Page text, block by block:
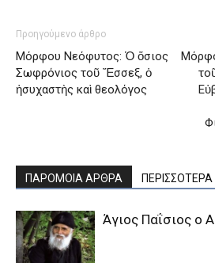
Προηγούμενο άρθρο
Μόρφου Νεόφυτος: Ὁ ὅσιος
Σωφρόνιος τοῦ Ἔσσεξ, ὁ
ἡσυχαστὴς καὶ θεολόγος
ΠΑΡΟΜΟΙΑ ΑΡΘΡΑ ΠΕΡΙΣΣΟΤΕΡΑ
Άγιος Παΐσιος ο